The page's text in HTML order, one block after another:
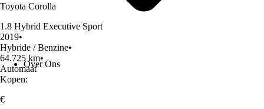
Over Ons
Toyota Corolla
1.8 Hybrid Executive Sport
2019•
Hybride / Benzine•
64.725 km•
Automaat
Kopen:
€